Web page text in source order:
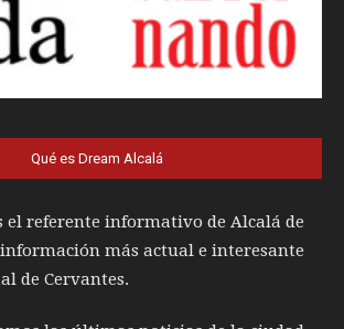
Qué es Dream Alcalá
el referente informativo de Alcalá de
más actual e interesante
de Cervantes.